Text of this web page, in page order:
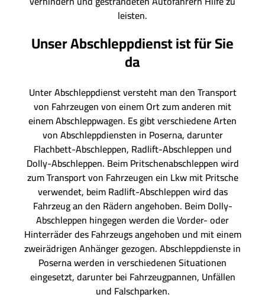
leisten.
Unser Abschleppdienst ist für Sie
da
Unter Abschleppdienst versteht man den Transport
von Fahrzeugen von einem Ort zum anderen mit
einem Abschleppwagen. Es gibt verschiedene Arten
von Abschleppdiensten in Poserna, darunter
Flachbett-Abschleppen, Radlift-Abschleppen und
Dolly-Abschleppen. Beim Pritschenabschleppen wird
zum Transport von Fahrzeugen ein Lkw mit Pritsche
verwendet, beim Radlift-Abschleppen wird das
Fahrzeug an den Rädern angehoben. Beim Dolly-
Abschleppen hingegen werden die Vorder- oder
Hinterräder des Fahrzeugs angehoben und mit einem
zweirädrigen Anhänger gezogen. Abschleppdienste in
Poserna werden in verschiedenen Situationen
eingesetzt, darunter bei Fahrzeugpannen, Unfällen
und Falschparken.